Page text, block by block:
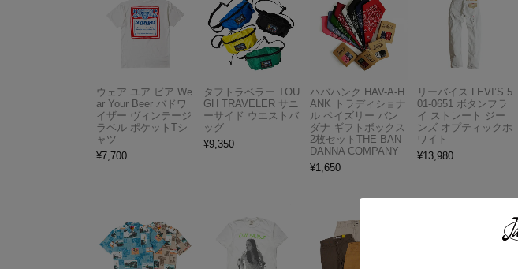
ウェア ユア ビア We
ar Your Beer バドワ
イザー ヴィンテージ
ラベル ポケットTシ
ャツ
¥7,700
タフトラベラー TOU
GH TRAVELER サニ
ーサイド ウエストバ
ッグ
¥9,350
ハバハンク HAV-A-H
ANK トラディショナ
ル ペイズリー バン
ダナ ギフトボックス
2枚セットTHE BAN
DANNA COMPANY
¥1,650
リーバイス LEVI’S 5
01-0651 ボタンフラ
イ ストレート ジー
ンズ オプティックホ
ワイト
¥13,980